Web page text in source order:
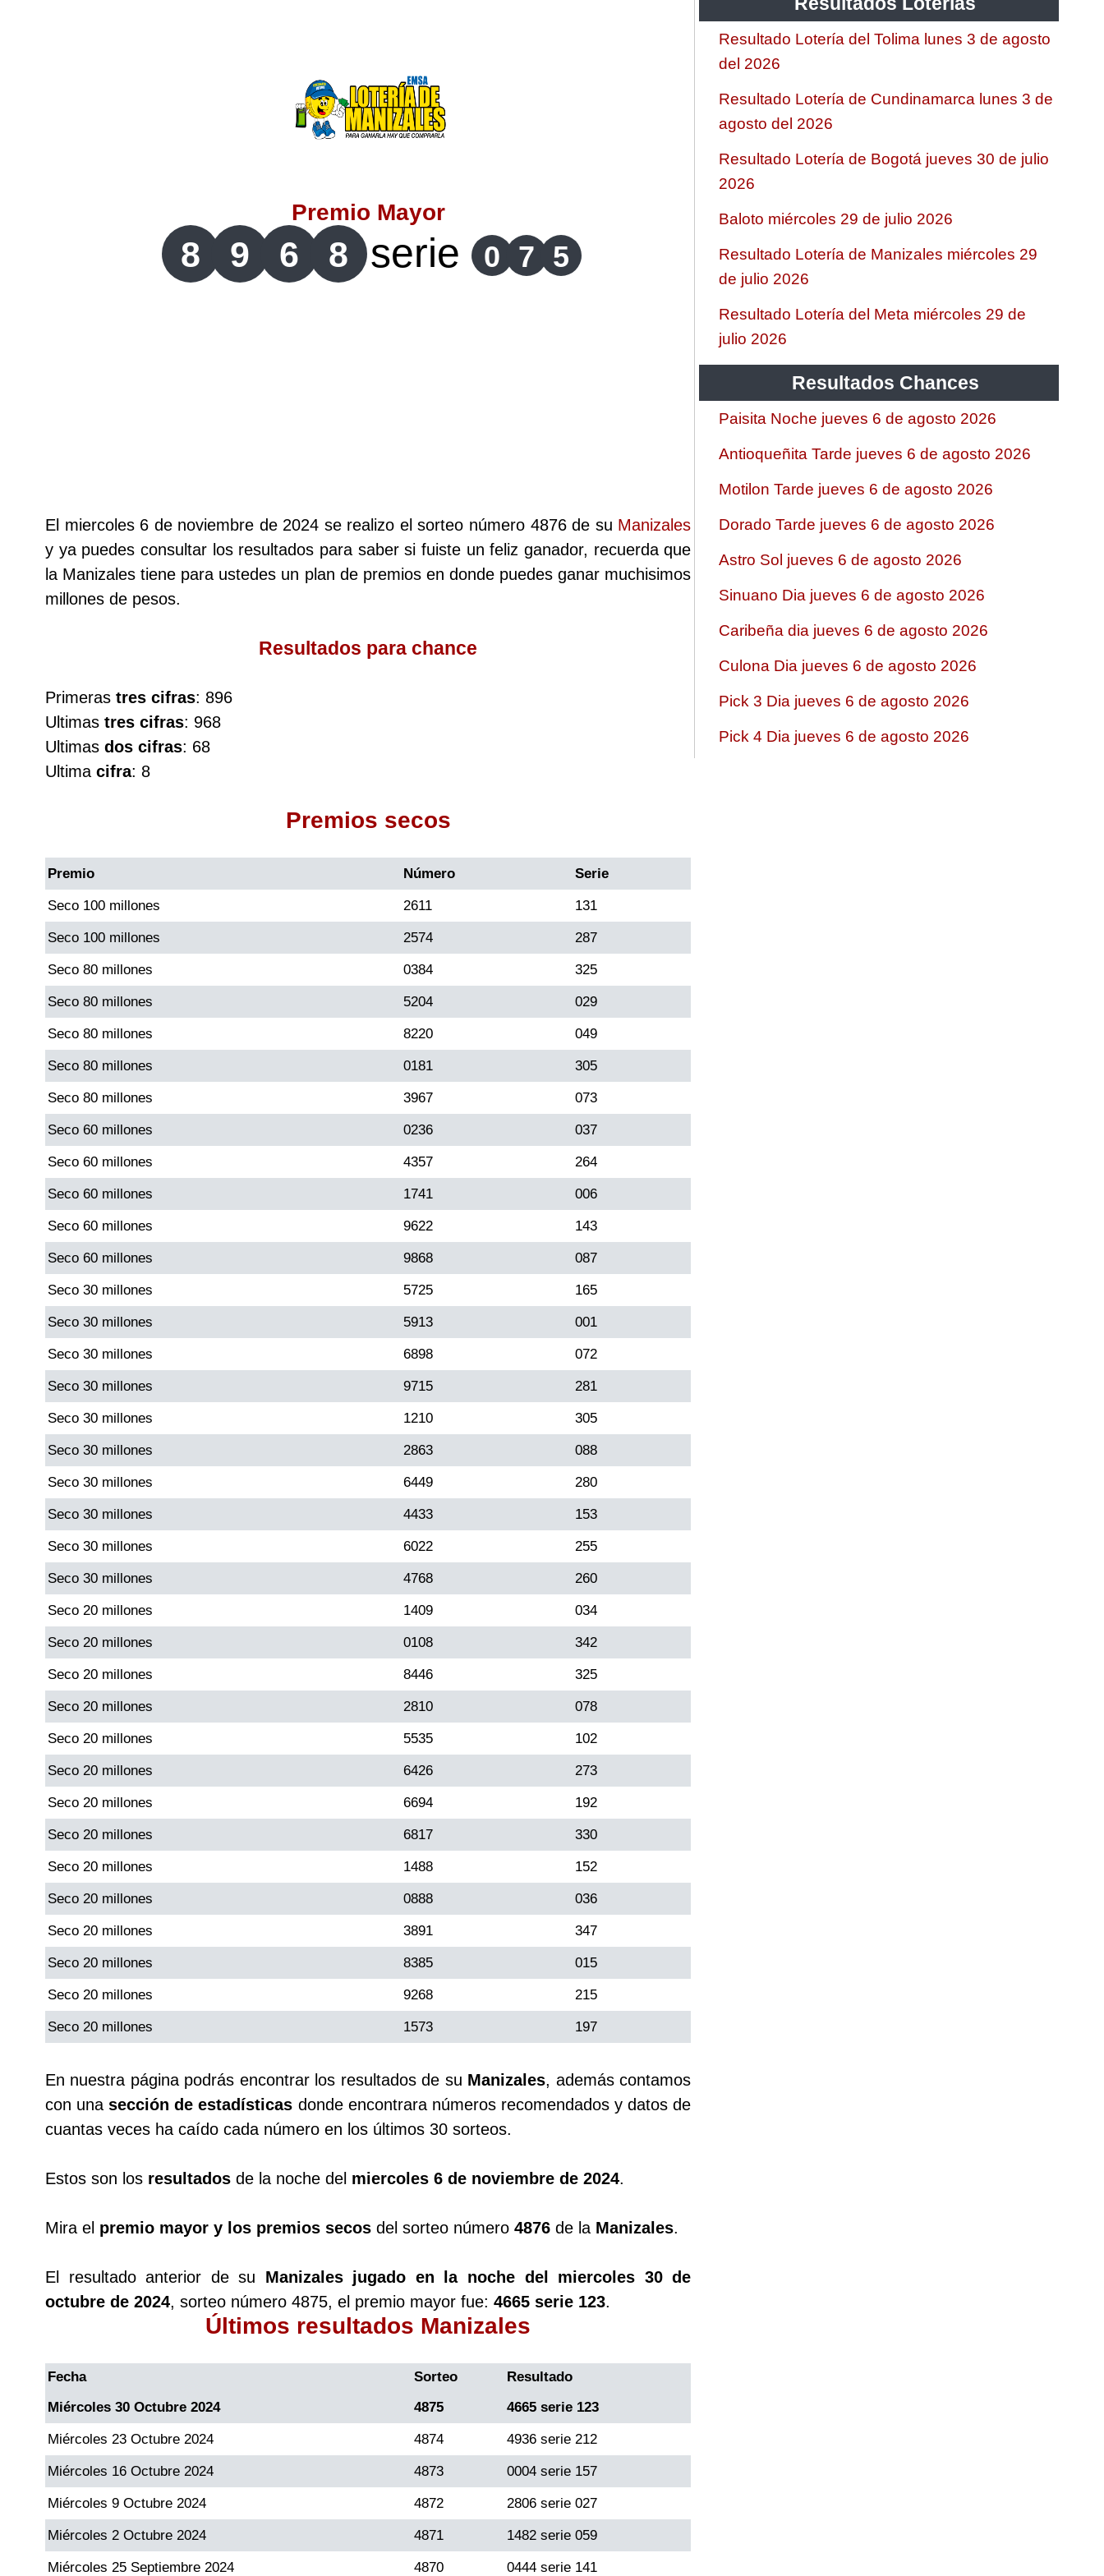
Lotería de Risaralda
Antioqueñita Día
Antioqueñita Tarde
Astro Luna
Cafeterito Tarde
Caribeña Noche
Chontico Día
Chontico Noche
Culona día
Culona noche
Dorado Mañana
Dorado Tarde
Dorado Noche
Fantástica Día
Fantástica Noche
Motilon Tarde
Motilon Noche
Paisita Día
Paisita Noche
Paisita 3
Pick 3 Día
Pick 3 Noche
Pick 4 Día
Pick 4 Noche
Pijao de Oro
Saman de la suerte
Sinuano Día
Sinuano Noche
Super Chontico Noche
Premio Mayor
8 9 6 8 serie 0 7 5
El miercoles 6 de noviembre de 2024 se realizo el sorteo número 4876 de su Manizales
y ya puedes consultar los resultados para saber si fuiste un feliz ganador, recuerda que
la Manizales tiene para ustedes un plan de premios en donde puedes ganar muchisimos
millones de pesos.
Resultados para chance
Primeras tres cifras: 896
Ultimas tres cifras: 968
Ultimas dos cifras: 68
Ultima cifra: 8
Premios secos
Premio Número Serie
Seco 100 millones 2611 131
Seco 100 millones 2574 287
Seco 80 millones 0384 325
Seco 80 millones 5204 029
Seco 80 millones 8220 049
Seco 80 millones 0181 305
Seco 80 millones 3967 073
Seco 60 millones 0236 037
Seco 60 millones 4357 264
Seco 60 millones 1741 006
Seco 60 millones 9622 143
Seco 60 millones 9868 087
Seco 30 millones 5725 165
Seco 30 millones 5913 001
Seco 30 millones 6898 072
Seco 30 millones 9715 281
Seco 30 millones 1210 305
Seco 30 millones 2863 088
Seco 30 millones 6449 280
Seco 30 millones 4433 153
Seco 30 millones 6022 255
Seco 30 millones 4768 260
Seco 20 millones 1409 034
Seco 20 millones 0108 342
Seco 20 millones 8446 325
Seco 20 millones 2810 078
Seco 20 millones 5535 102
Seco 20 millones 6426 273
Seco 20 millones 6694 192
Seco 20 millones 6817 330
Seco 20 millones 1488 152
Seco 20 millones 0888 036
Seco 20 millones 3891 347
Seco 20 millones 8385 015
Seco 20 millones 9268 215
Seco 20 millones 1573 197
En nuestra página podrás encontrar los resultados de su Manizales, además contamos
con unasección de estadísticas donde encontrara números recomendados y datos de
cuantas veces ha caído cada número en los últimos 30 sorteos.
Estos son los resultados de la noche del miercoles 6 de noviembre de 2024.
Mira el premio mayor y los premios secos del sorteo número 4876 de la Manizales.
El resultado anterior de su Manizales jugado en la noche del miercoles 30 de
octubre de 2024, sorteo número 4875, el premio mayor fue: 4665 serie 123.
Últimos resultados Manizales
Fecha Sorteo
Resultado
Miércoles 30 Octubre 2024
4875 4665 serie 123
Miércoles 23 Octubre 2024 4874 4936 serie 212
Miércoles 16 Octubre 2024 4873 0004 serie 157
Miércoles 9 Octubre 2024 4872 2806 serie 027
Miércoles 2 Octubre 2024 4871 1482 serie 059
Miércoles 25 Septiembre 2024 4870 0444 serie 141
Resultado Lotería del Tolima lunes 3 de agosto
del 2026
Resultado Lotería de Cundinamarca lunes 3 de
agosto del 2026
Resultado Lotería de Bogotá jueves 30 de julio
2026
Baloto miércoles 29 de julio 2026
Resultado Lotería de Manizales miércoles 29
de julio 2026
Resultado Lotería del Meta miércoles 29 de
julio 2026
Resultados Chances
Paisita Noche jueves 6 de agosto 2026
Antioqueñita Tarde jueves 6 de agosto 2026
Motilon Tarde jueves 6 de agosto 2026
Dorado Tarde jueves 6 de agosto 2026
Astro Sol jueves 6 de agosto 2026
Sinuano Dia jueves 6 de agosto 2026
Caribeña dia jueves 6 de agosto 2026
Culona Dia jueves 6 de agosto 2026
Pick 3 Dia jueves 6 de agosto 2026
Pick 4 Dia jueves 6 de agosto 2026